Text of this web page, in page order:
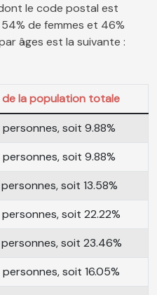
le code postal est
de femmes et 46%
âges est la suivante :
de la population totale
personnes, soit 9.88%
personnes, soit 9.88%
personnes, soit 13.58%
personnes, soit 22.22%
personnes, soit 23.46%
personnes, soit 16.05%